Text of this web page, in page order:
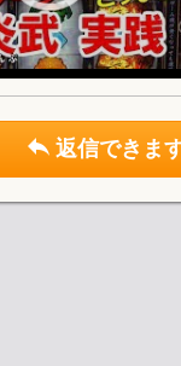
返信できま